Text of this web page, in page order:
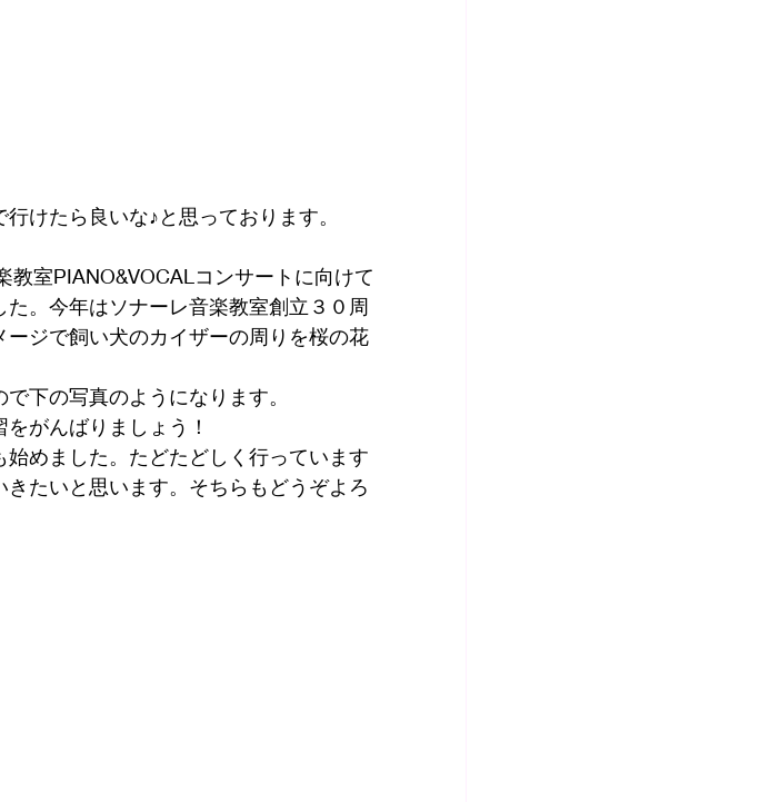
けたら良いな♪と思っております。
室PIANO&VOCALコンサートに向けて
。今年はソナーレ音楽教室創立３０周
ジで飼い犬のカイザーの周りを桜の花
下の写真のようになります。
がんばりましょう！
めました。たどたどしく行っています
たいと思います。そちらもどうぞよろ